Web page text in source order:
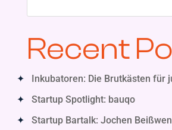
Recent
Inkubatoren: Die Brutkästen für
Startup Spotlight: bauqo
Startup Bartalk: Jochen